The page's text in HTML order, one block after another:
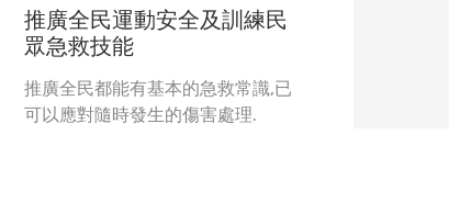
推廣全民運動安全及訓練民
眾急救技能
推廣全民都能有基本的急救常識,已
可以應對隨時發生的傷害處理.